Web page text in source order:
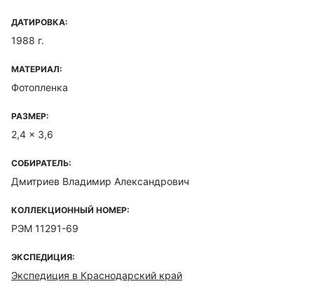
ДАТИРОВКА:
1988 г.
МАТЕРИАЛ:
Фотопленка
РАЗМЕР:
2,4 x 3,6
СОБИРАТЕЛЬ:
Дмитриев Владимир Александрович
КОЛЛЕКЦИОННЫЙ НОМЕР:
РЭМ 11291-69
ЭКСПЕДИЦИЯ:
Экспедиция в Краснодарский край